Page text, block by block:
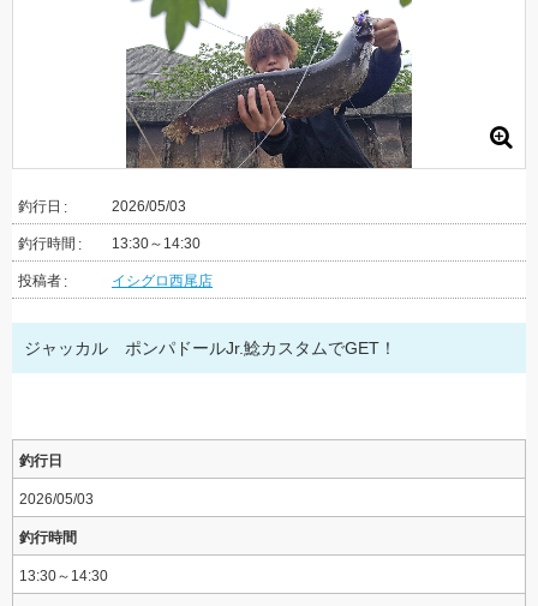
釣行日 2026/05/03
釣行時間 13:30～14:30
投稿者 イシグロ西尾店
ジャッカル ポンパドールJr.鯰カスタムでGET！
釣行日
2026/05/03
釣行時間
13:30～14:30